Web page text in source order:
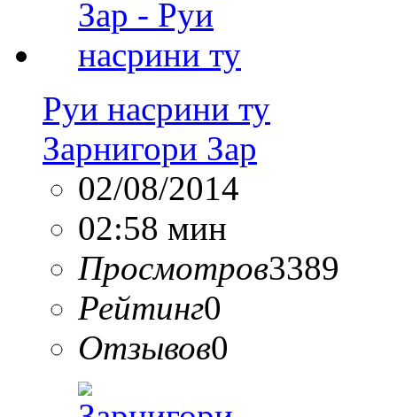
Руи насрини ту
Зарнигори Зар
02/08/2014
02:58 мин
Просмотров3389
Рейтинг0
Отзывов0